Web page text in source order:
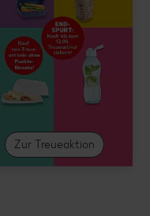
Zur Treueaktion